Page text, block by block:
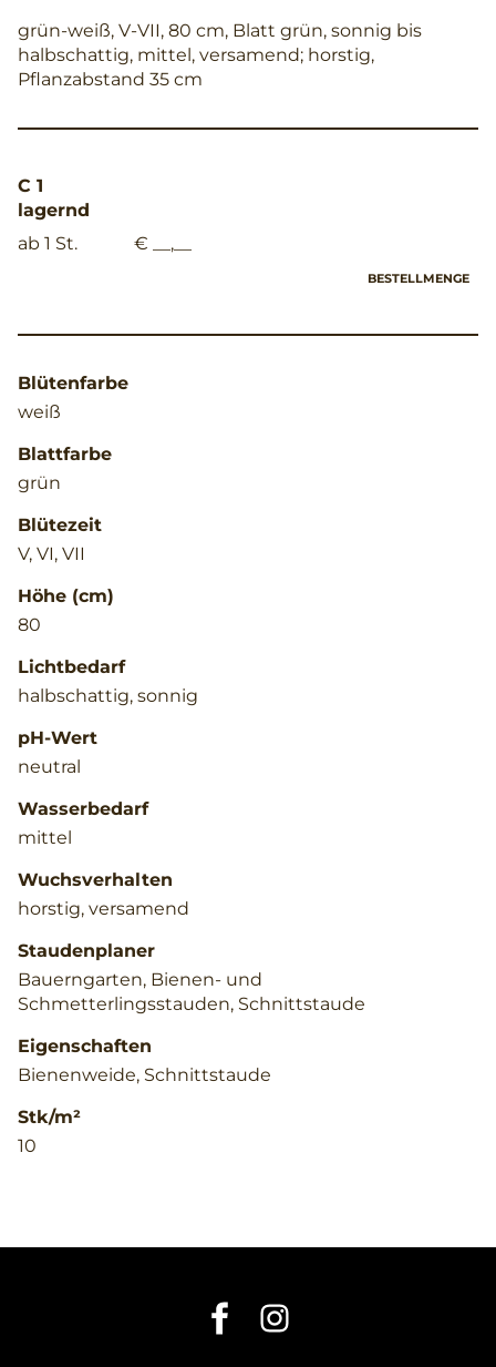
grün-weiß, V-VII, 80 cm, Blatt grün, sonnig bis
halbschattig, mittel, versamend; horstig,
Pflanzabstand 35 cm
C 1
lagernd
ab 1 St.
€ __,__
BESTELLMENGE
Blütenfarbe
weiß
Blattfarbe
grün
Blütezeit
V, VI, VII
Höhe (cm)
80
Lichtbedarf
halbschattig, sonnig
pH-Wert
neutral
Wasserbedarf
mittel
Wuchsverhalten
horstig, versamend
Staudenplaner
Bauerngarten, Bienen- und
Schmetterlingsstauden, Schnittstaude
Eigenschaften
Bienenweide, Schnittstaude
Stk/m²
10